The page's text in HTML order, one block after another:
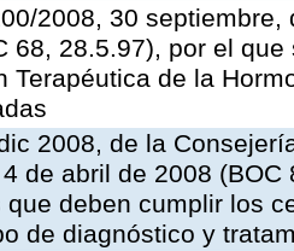
2008, 30
68, 28.5.97), por el
Terapéutica de la
2008, de la
de abril de 2008
que deben cumplir los
de diagnóstico y